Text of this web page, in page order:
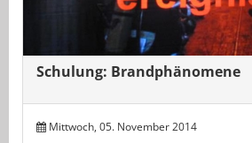
Schulung: Brandphänomene
Mittwoch, 05. November 2014